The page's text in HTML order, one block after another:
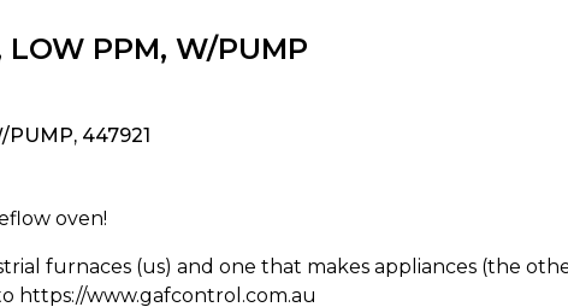
LOW PPM, W/PUMP
PUMP, 447921
oven!
furnaces (us) and one that makes appliances (the
https://www.gafcontrol.com.au